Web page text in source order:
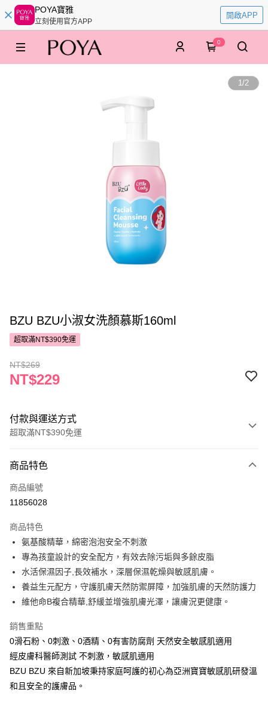
POYA寶雅
立刻使用官方APP
開啟APP
0
1/2
BZU BZU小淑女洗顏慕斯160ml
超取滿NT$390免運
NT$269
NT$229
付款與運送方式
超取滿NT$390免運
POYA支付
信用卡一次付款
LINE Pay
Apple Pay
街口支付
悠遊付
Google Pay
【關於「AFTEE先享後付」】
AFTEE先享後付是「在收到商品之後才付款」的支付方式。 讓您購物簡單
即享券
商品特色
商品編號
11856028
商品特色
氨基酸精華，綿密泡泡安全不刺激
專為孩童設計的安全配方，有效去除污垢與多餘皮脂
水活保濕因子,長效補水，深層保濕乾燥與敏感肌膚。
養益生元配方，守護肌膚天然防禦屏障，加強肌膚的天然防護力
維他命B複合精華,舒緩並增強肌膚光澤，讓膚況更健康。
銷售重點
0滑石粉、0刺激、0酒精、0有害防腐劑 天然安全敏感肌適用
經皮膚科醫師測試 不刺激，敏感肌適用
BZU BZU 來自新加坡秉持家庭呵護的初心為亞洲寶寶敏感肌研發溫
和且安全的護膚品。